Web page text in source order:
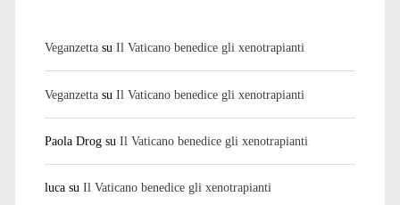
Veganzettasu Il Vaticano benedice gli xenotrapianti
Veganzettasu Il Vaticano benedice gli xenotrapianti
Paola Drogsu Il Vaticano benedice gli xenotrapianti
lucasu Il Vaticano benedice gli xenotrapianti